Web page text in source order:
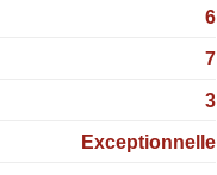
6
7
3
Exceptionnelle